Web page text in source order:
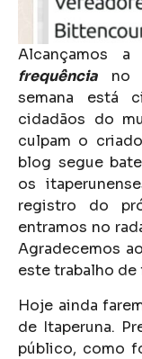
Alcançamos
frequência no
semana está
cidadãos do
culpam o
blog segue
os
registro do
entramos no
Agradecemos
este trabalho
Hoje ainda
de Itaperuna.
público, como